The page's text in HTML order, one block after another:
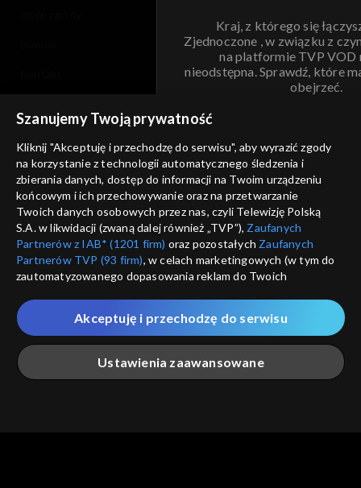
Kraj, z którego się
Zjednoczone , w związku z
na platformie TVP VOD
nieodstępna. Sprawdź, które
obejrzeć.
ANULUJ
informacje o dostawcy usług
Szanujemy Twoją prywatność
Kliknij "Akceptuję i przechodzę do serwisu", aby wyrazić zgody
na korzystanie z technologii automatycznego śledzenia i
zbierania danych, dostęp do informacji na Twoim urządzeniu
końcowym i ich przechowywanie oraz na przetwarzanie
Twoich danych osobowych przez nas, czyli Telewizję Polską
S.A. w likwidacji (zwaną dalej również „TVP”), Zaufanych
Partnerów z IAB* (1201 firm) oraz pozostałych Zaufanych
Partnerów TVP (93 firm), w celach marketingowych (w tym do
zautomatyzowanego dopasowania reklam do Twoich
które wskazujemy poniżej, a także zgody na udostępnianie
przez nas identyfikatora PPID do Google.
Twoje dane osobowe zbierane podczas odwiedzania przez
Ciebie naszych
poszczególnych serwisówzwanych dalej
„Portalem”, w tym informacje zapisywane za pomocą
Ustawienia zaawansowane
Akceptuję i przechodzę do serwisu